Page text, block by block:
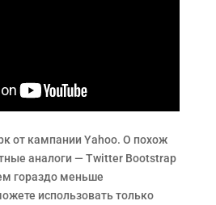
от кампании Yahoo. О похож
аналоги — Twitter Bootstrap
гораздо меньше
использовать только